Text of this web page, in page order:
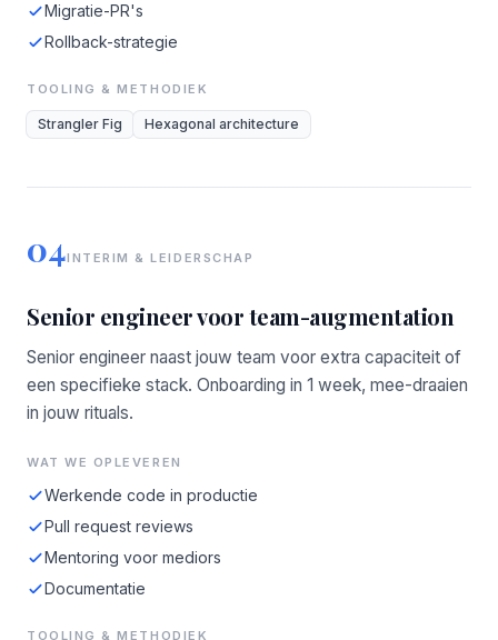
Migratie-PR's
Rollback-strategie
TOOLING & METHODIEK
Strangler Fig Hexagonal architecture
04INTERIM & LEIDERSCHAP
Senior engineer voor team-augmentation
Senior engineer naast jouw team voor extra capaciteit of
een specifieke stack. Onboarding in 1 week, mee-draaien
in jouw rituals.
WAT WE OPLEVEREN
Werkende code in productie
Pull request reviews
Mentoring voor mediors
Documentatie
TOOLING & METHODIEK